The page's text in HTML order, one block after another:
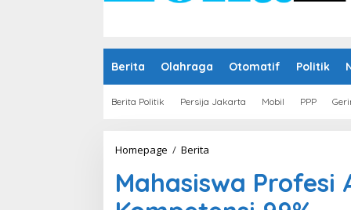
Berita Olahraga Otomatif Politik
Berita Politik Persija Jakarta Mobil PPP
Homepage / Berita
Apoteker
Unissula
Lulus
Mahasiswa Profesi